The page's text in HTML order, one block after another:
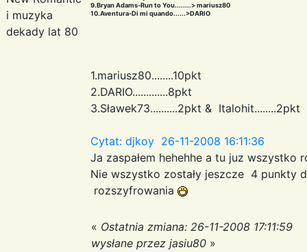
i muzyka
dekady lat 80
9.Bryan Adams-Run to You........> mariusz80
10.Aventura-Di mi quando......>DARIO
1.mariusz80........10pkt
2.DARIO.............8pkt
3.Sławek73..........2pkt & Italohit........2pkt
Cytat: djkoy 26-11-2008 16:11:36
Ja zaspałem hehehhe a tu juz
Nie wszystko zostały jeszcze 4
rozszyfrowania
« Ostatnia zmiana: 26-11-2008 17:11:59
wysłane przez jasiu80 »